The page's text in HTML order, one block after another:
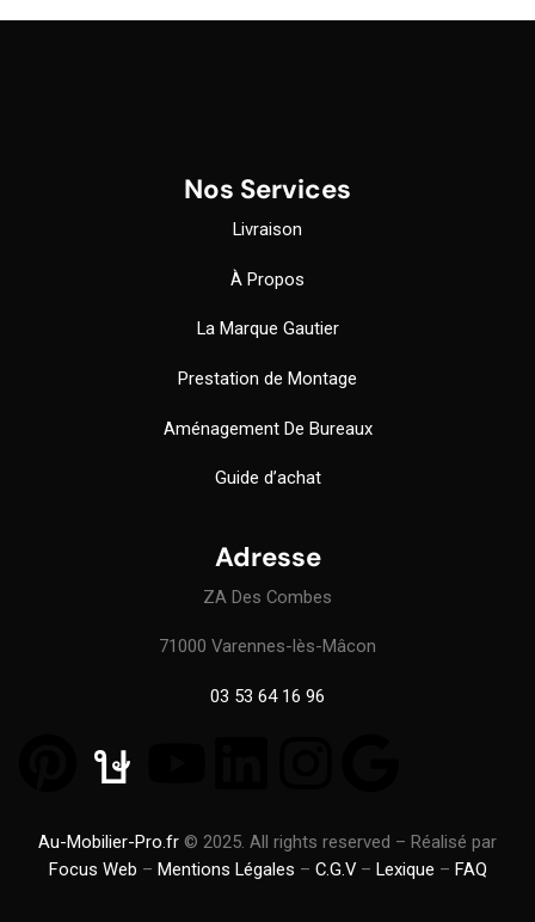
Nos Services
Livraison
À Propos
La Marque Gautier
Prestation de Montage
Aménagement De Bureaux
Guide d’achat
Adresse
ZA Des Combes
71000 Varennes-lès-Mâcon
03 53 64 16 96
Au-Mobilier-Pro.fr © 2025. All rights reserved – Réalisé par
Focus Web – Mentions Légales – C.G.V– Lexique – FAQ